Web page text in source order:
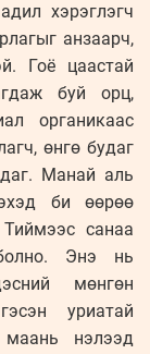
хэрэглэгч
анзаарч,
Гоё цаастай
буй орц,
органикаас
өнгө будаг
Манай аль
би өөрөө
санаа
Энэ нь
мөнгөн
уриатай
нэлээд